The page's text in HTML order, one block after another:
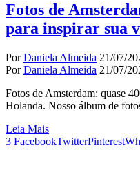
Fotos de
para inspirar sua
PorDaniela Almeida 21/07/
PorDaniela Almeida 21/07/
Fotos de Amsterdam: quase
Holanda. Nosso álbum de
Leia Mais
3 FacebookTwitterPinterest